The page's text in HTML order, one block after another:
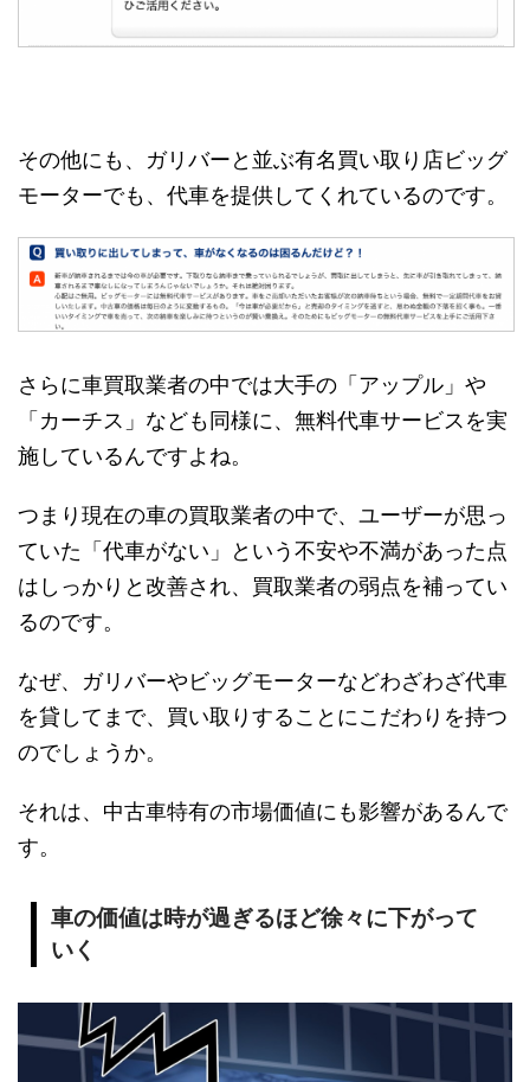
その他にも、ガリバーと並ぶ有名買い取り店ビッグ
モーターでも、代車を提供してくれているのです。
さらに車買取業者の中では大手の「アップル」や
「カーチス」なども同様に、無料代車サービスを実
施しているんですよね。
つまり現在の車の買取業者の中で、ユーザーが思っ
ていた「代車がない」という不安や不満があった点
はしっかりと改善され、買取業者の弱点を補ってい
るのです。
なぜ、ガリバーやビッグモーターなどわざわざ代車
を貸してまで、買い取りすることにこだわりを持つ
のでしょうか。
それは、中古車特有の市場価値にも影響があるんで
す。
車の価値は時が過ぎるほど徐々に下がって
いく